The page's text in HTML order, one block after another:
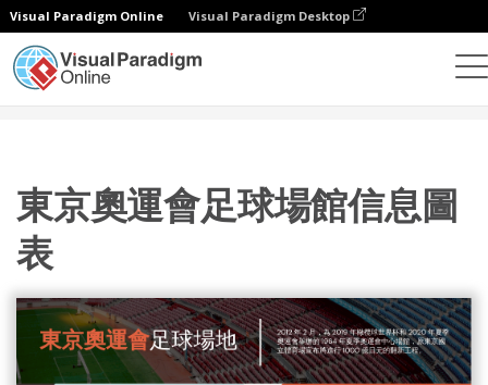
Visual Paradigm Online Visual Paradigm Desktop
東京奧運會足球場館信息圖
表